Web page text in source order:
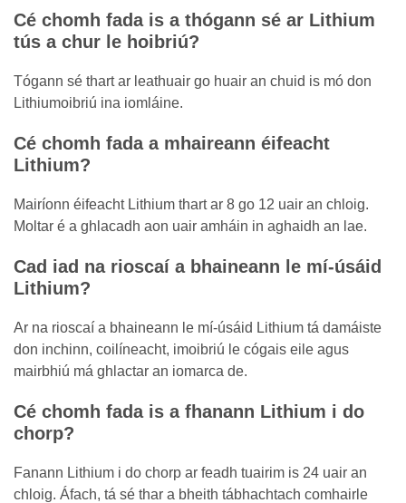
Cé chomh fada is a thógann sé ar Lithium
tús a chur le hoibriú?
Tógann sé thart ar leathuair go huair an chuid is mó don
Lithiumoibriú ina iomláine.
Cé chomh fada a mhaireann éifeacht
Lithium?
Mairíonn éifeacht Lithium thart ar 8 go 12 uair an chloig.
Moltar é a ghlacadh aon uair amháin in aghaidh an lae.
Cad iad na rioscaí a bhaineann le mí-úsáid
Lithium?
Ar na rioscaí a bhaineann le mí-úsáid Lithium tá damáiste
don inchinn, coilíneacht, imoibriú le cógais eile agus
mairbhiú má ghlactar an iomarca de.
Cé chomh fada is a fhanann Lithium i do
chorp?
Fanann Lithium i do chorp ar feadh tuairim is 24 uair an
chloig. Áfach, tá sé thar a bheith tábhachtach comhairle